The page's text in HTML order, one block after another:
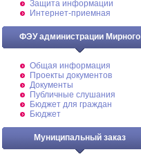
Защита информации
Интернет-приемная
ФЭУ администрации Мирного
Общая информация
Проекты документов
Документы
Публичные слушания
Бюджет для граждан
Бюджет
Муниципальный заказ